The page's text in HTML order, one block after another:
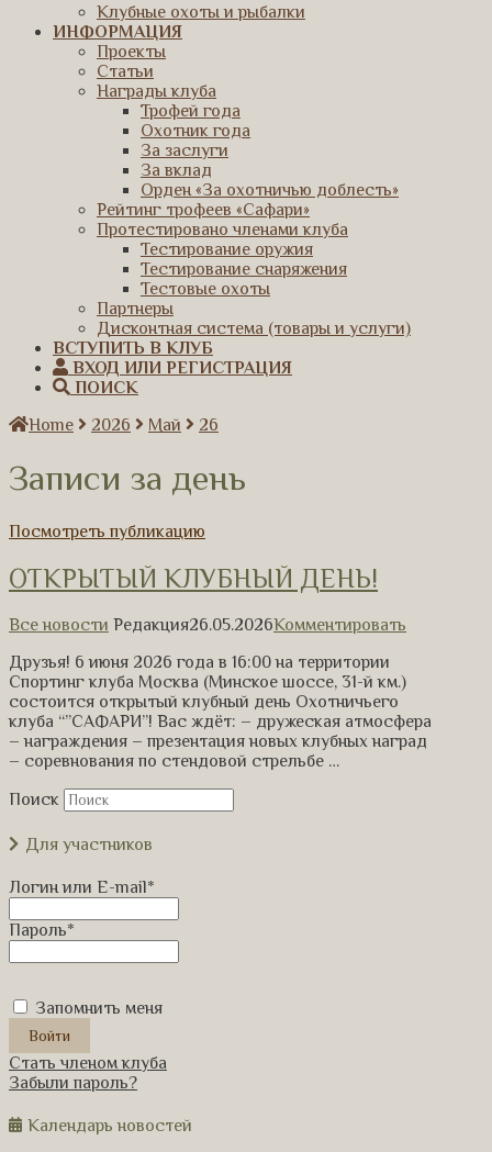
Клубные охоты и рыбалки
ИНФОРМАЦИЯ
Проекты
Статьи
Награды клуба
Трофей года
Охотник года
За заслуги
За вклад
Орден «За охотничью доблесть»
Рейтинг трофеев «Сафари»
Протестировано членами клуба
Тестирование оружия
Тестирование снаряжения
Тестовые охоты
Партнеры
Дисконтная система (товары и услуги)
ВСТУПИТЬ В КЛУБ
ВХОД ИЛИ РЕГИСТРАЦИЯ
ПОИСК
Home
2026 Май 26
Записи за день
Посмотреть публикацию
ОТКРЫТЫЙ КЛУБНЫЙ ДЕНЬ!
Все новости Редакция26.05.2026Комментировать
Друзья! 6 июня 2026 года в 16:00 на территории
Спортинг клуба Москва (Минское шоссе, 31-й км.)
состоится открытый клубный день Охотничьего
клуба “”САФАРИ”! Вас ждёт: – дружеская атмосфера
– награждения – презентация новых клубных наград
– соревнования по стендовой стрельбе …
Поиск
Для участников
Логин или E-mail*
Пароль*
Запомнить меня
Стать членом клуба
Забыли пароль?
Календарь новостей